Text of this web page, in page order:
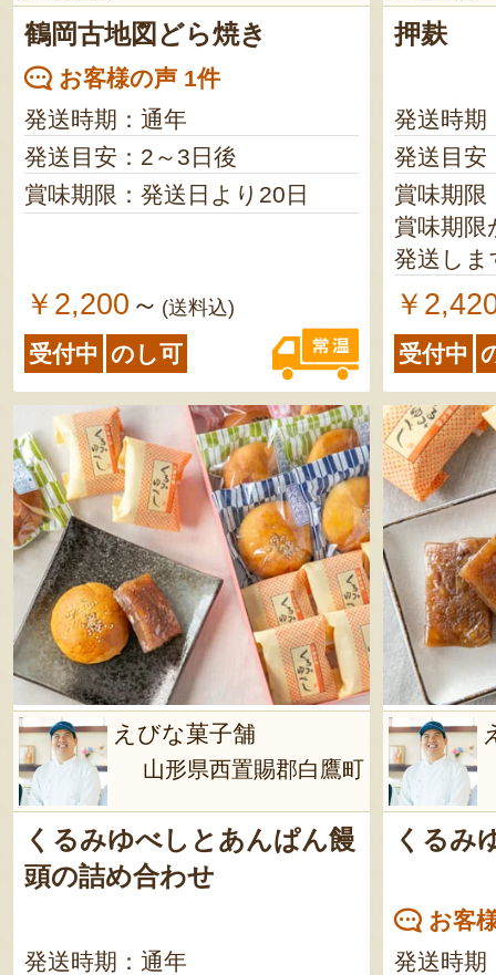
鶴岡古地図どら焼き
お客様の声 1件
発送時期：通年
発送目安：2～3日後
賞味期限：発送日より20日
￥2,200 ～ (送料込)
受付中 のし可
押麸
発送時期
発送目安
賞味期限
賞味期限
発送しま
￥
受付中
えびな菓子舗
山形県西置賜郡白鷹町
くるみゆべしとあんぱん饅
頭の詰め合わせ
発送時期：通年
くるみ
お客
発送時期